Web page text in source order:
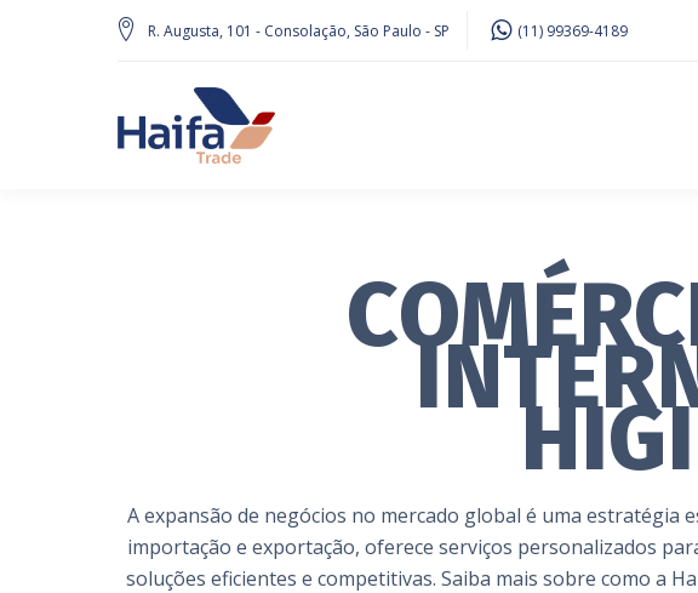
R. Augusta, 101 - Consolação, São Paulo - SP (11) 99369-4189
A expansão de negócios no mercado global é uma estratégia
importação e exportação, oferece serviços personalizados
soluções eficientes e competitivas. Saiba mais sobre como a